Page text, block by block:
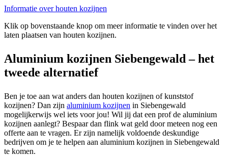
Informatie over houten kozijnen
Klik op bovenstaande knop om meer informatie te vinden over het
laten plaatsen van houten kozijnen.
Aluminium kozijnen Siebengewald – het
tweede alternatief
Ben je toe aan wat anders dan houten kozijnen of kunststof
kozijnen? Dan zijn aluminium kozijnen in Siebengewald
mogelijkerwijs wel iets voor jou! Wil jij dat een prof de aluminium
kozijnen aanlegt? Bespaar dan flink wat geld door meteen nog een
offerte aan te vragen. Er zijn namelijk voldoende deskundige
bedrijven om je te helpen aan aluminium kozijnen in Siebengewald
te komen.